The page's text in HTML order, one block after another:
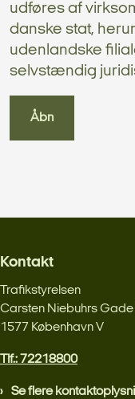
udføres af
danske stat,
udenlandske
selvstændig
Åbn
Kontakt
Trafikstyrelsen
Carsten Niebuhrs Gade
1577 København V
Tlf.: 72218800
Se flere